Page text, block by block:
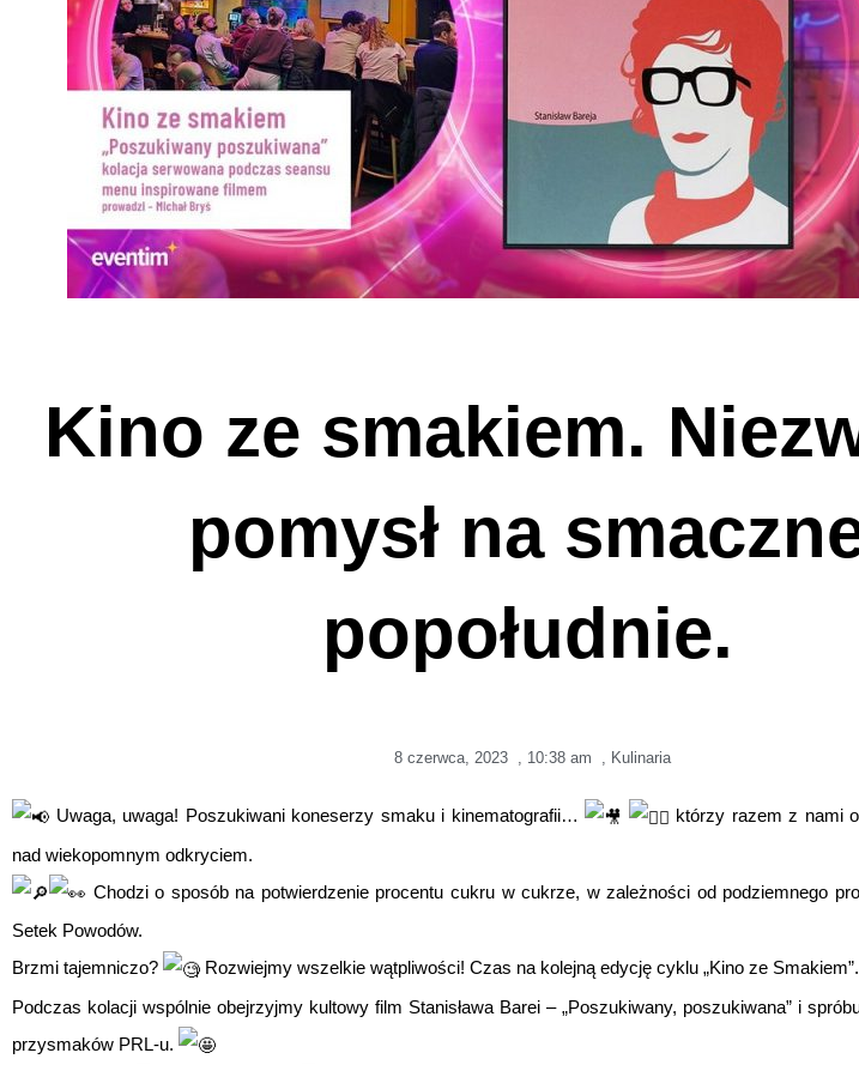
Kino ze smakiem.
pomysł na
popołudnie.
8 czerwca, 2023 , 10:38 am , Kulinaria
Uwaga, uwaga! Poszukiwani koneserzy smaku i kinematografii…
którzy razem z nami
nad wiekopomnym odkryciem.
Chodzi o sposób na potwierdzenie procentu cukru w cukrze, w zależności od podziemnego
Setek Powodów.
Brzmi tajemniczo?
Rozwiejmy wszelkie wątpliwości! Czas na kolejną edycję cyklu „Kino ze Smakiem”.
Podczas kolacji wspólnie obejrzyjmy kultowy film Stanisława Barei – „Poszukiwany, poszukiwana” i
przysmaków PRL-u.